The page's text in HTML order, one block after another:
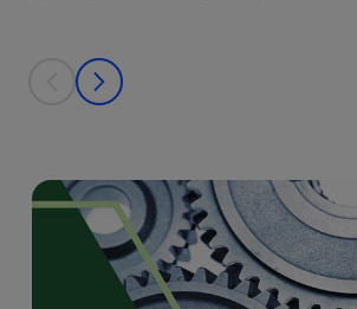
This is a carousel with individual cards.
prev
next